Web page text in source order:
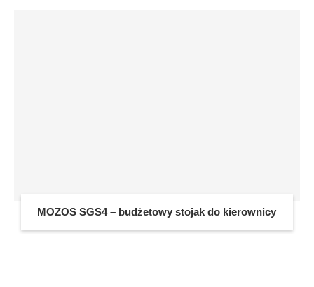
MOZOS SGS4 – budżetowy stojak do kierownicy